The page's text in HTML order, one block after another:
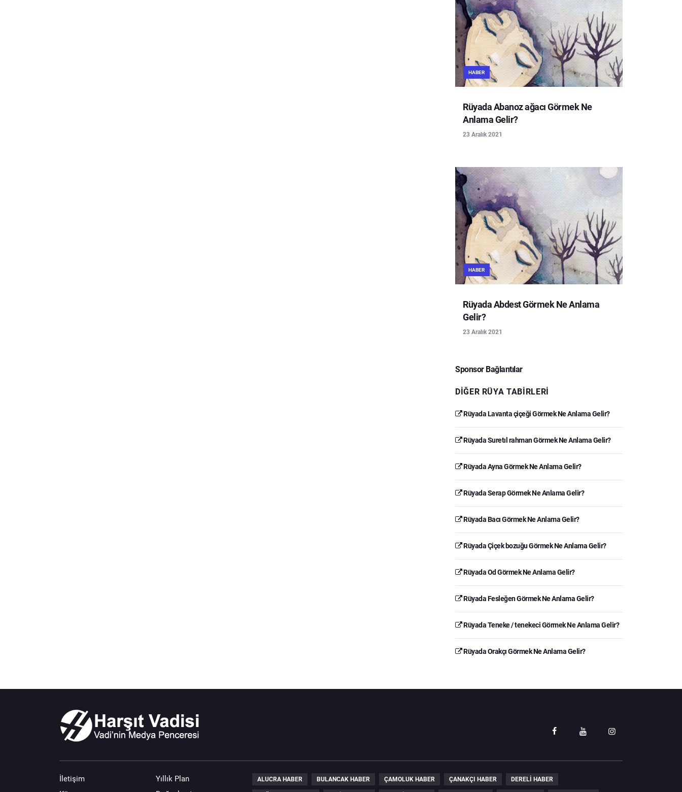
HABER
Rüyada Abanoz ağacı Görmek Ne
Anlama Gelir?
23 Aralık 2021
HABER
Rüyada Abdest Görmek Ne Anlama
Gelir?
23 Aralık 2021
Sponsor Bağlantılar
DIĞER RÜYA TABIRLERI
Rüyada Lavanta çiçeği Görmek Ne Anlama Gelir?
Rüyada Suretıl rahman Görmek Ne Anlama Gelir?
Rüyada Ayna Görmek Ne Anlama Gelir?
Rüyada Serap Görmek Ne Anlama Gelir?
Rüyada Bacı Görmek Ne Anlama Gelir?
Rüyada Çiçek bozuğu Görmek Ne Anlama Gelir?
Rüyada Od Görmek Ne Anlama Gelir?
Rüyada Fesleğen Görmek Ne Anlama Gelir?
Rüyada Teneke / tenekeci Görmek Ne Anlama Gelir?
Rüyada Orakçı Görmek Ne Anlama Gelir?
İletişim
Yıllık Plan
ALUCRA HABER BULANCAK HABER ÇAMOLUK HABER ÇANAKÇI HABER DERELI HABER